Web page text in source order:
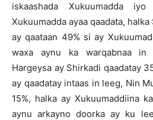
iskaashada Xukuumadda
Xukuumadda ayaa qaadata,
ay qaataan 49% si ay
waxa aynu ka warqabnaa in
Hargeysa ay Shirkadi qaadatay
ay qaadatay intaas in leeg, Nin
15%, halka ay Xukuumaddiina
aynu arkayno doorka ay ku